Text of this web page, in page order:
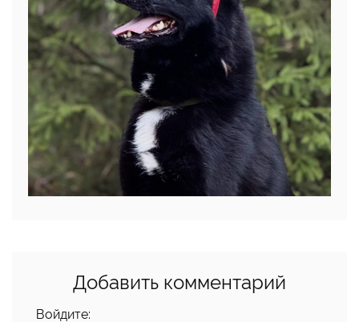
Добавить комментарий
Войдите: